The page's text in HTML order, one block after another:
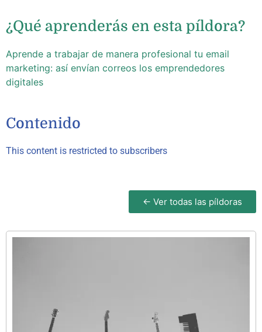
¿Qué aprenderás en esta píldora?
Aprende a trabajar de manera profesional tu email
marketing: así envían correos los emprendedores
digitales
Contenido
This content is restricted to subscribers
← Ver todas las píldoras